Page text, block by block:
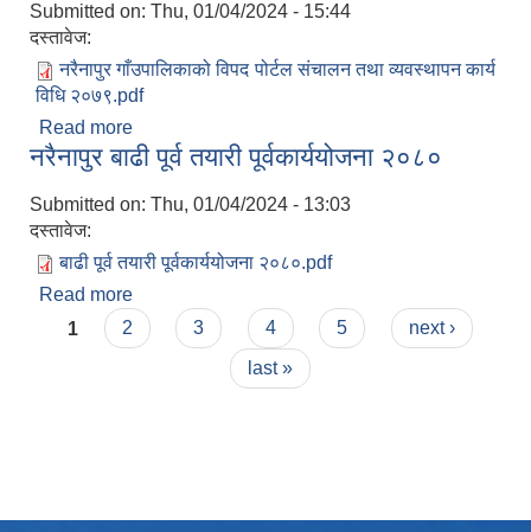
Submitted on: Thu, 01/04/2024 - 15:44
दस्तावेज:
नरैनापुर गाँउपालिकाको विपद पोर्टल संचालन तथा व्यवस्थापन कार्य
विधि २०७९.pdf
Read more
२०७९
नरैनापुर बाढी पूर्व तयारी पूर्वकार्ययोजना २०८०
Submitted on: Thu, 01/04/2024 - 13:03
दस्तावेज:
बाढी पूर्व तयारी पूर्वकार्ययोजना २०८०.pdf
Read more
Pages
1 2 3 4 5
next ›
last »